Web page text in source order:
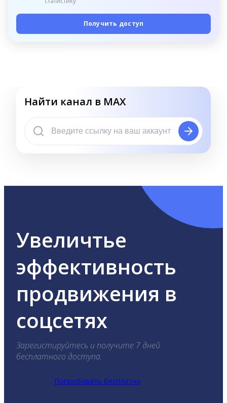
Получить доступ
Найти канал в MAX
Увеличтье
эффективность
продвижения в
соцсетях
Зарегистируйтесь и получите 7 дней
бесплатного доступа.
Попробовать бесплатно